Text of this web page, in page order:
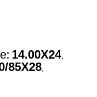
14.00X24,
85X28,